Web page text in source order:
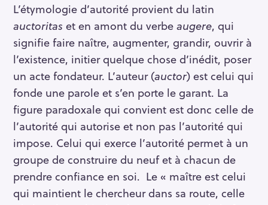
L’étymologie d’autorité provient du latin
auctoritas et en amont du verbeaugere, qui
signifie faire naître, augmenter, grandir, ouvrir à
l’existence, initier quelque chose d’inédit, poser
un acte fondateur. L’auteur (auctor) est celui qui
fonde une parole et s’en porte le garant. La
figure paradoxale qui convient est donc celle de
l’autorité qui autorise et non pas l’autorité qui
impose. Celui qui exerce l’autorité permet à un
groupe de construire du neuf et à chacun de
prendre confiance en soi. Le « maître est celui
qui maintient le chercheur dans sa route, celle